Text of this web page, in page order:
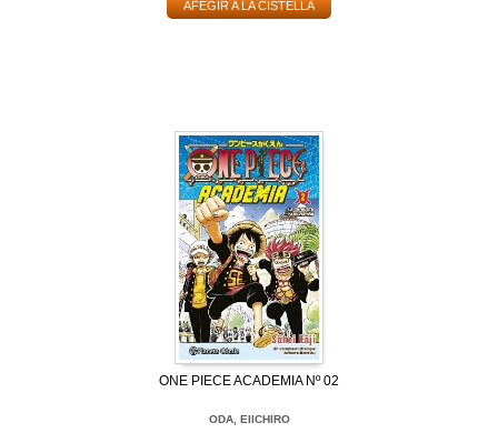
AFEGIR A LA CISTELLA
ONE PIECE ACADEMIA Nº 02
ODA, EIICHIRO